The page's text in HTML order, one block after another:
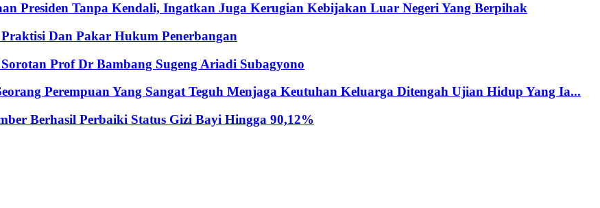
Presiden Tanpa Kendali, Ingatkan Juga Kerugian Kebijakan Luar Negeri Yang Berpihak
Dan Pakar Hukum Penerbangan
Prof Dr Bambang Sugeng Ariadi Subagyono
Perempuan Yang Sangat Teguh Menjaga Keutuhan Keluarga Ditengah Ujian Hidup Yang Ia...
Berhasil Perbaiki Status Gizi Bayi Hingga 90,12%